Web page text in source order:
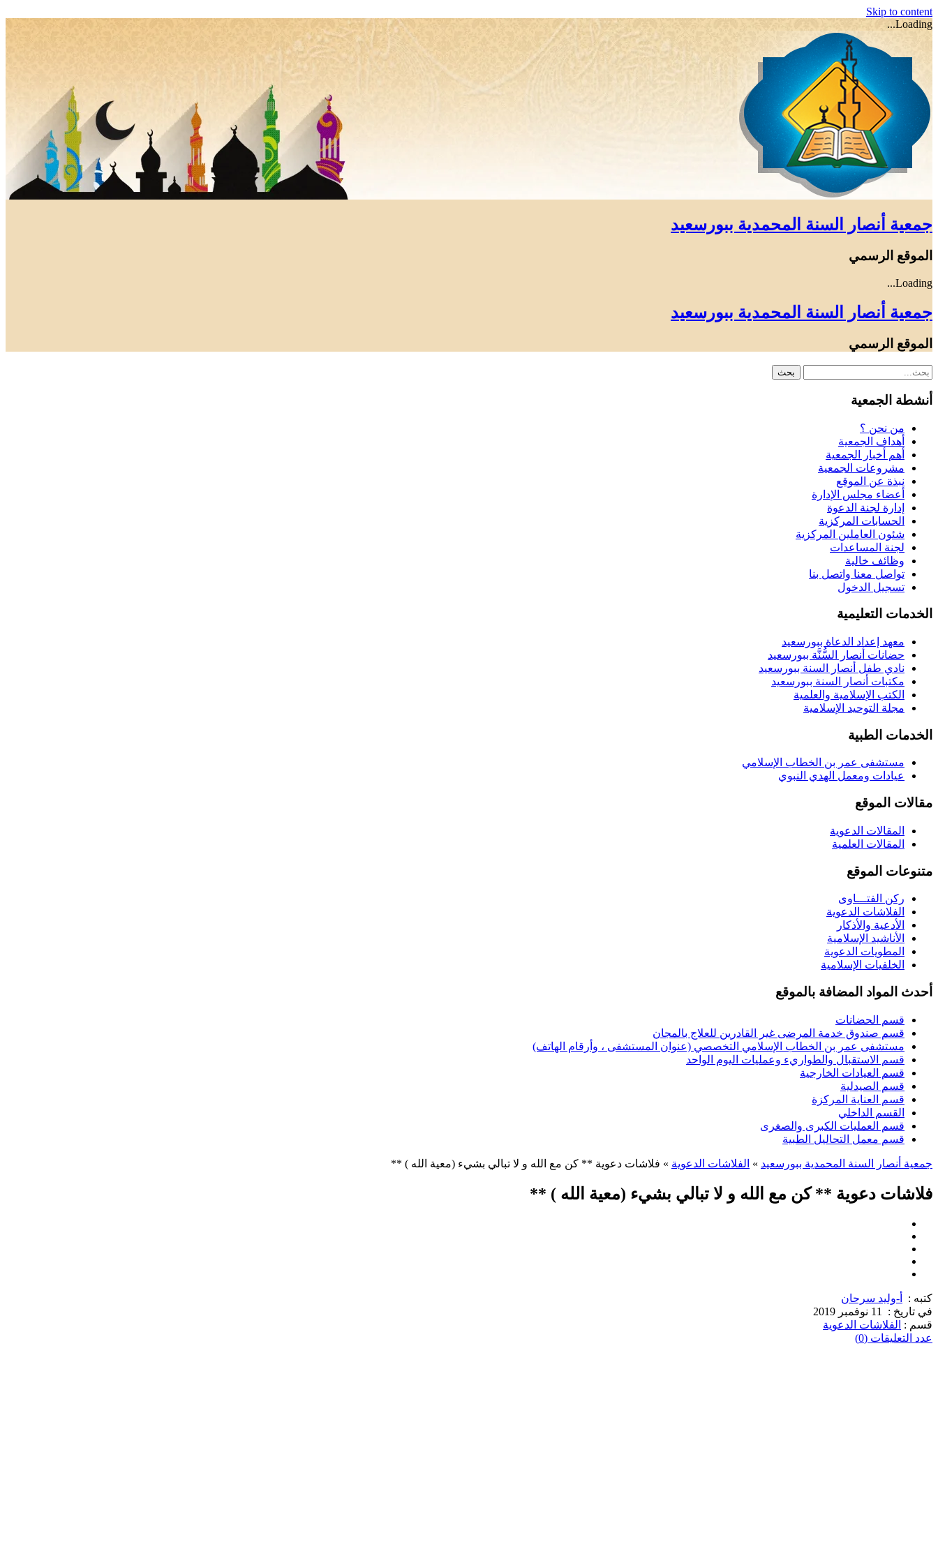
Skip to content
Loading...
جمعية أنصار السنة المحمدية ببورسعيد
الموقع الرسمي
Loading...
جمعية أنصار السنة المحمدية ببورسعيد
الموقع الرسمي
أنشطة الجمعية
من نحن ؟
أهداف الجمعية
أهم أخبار الجمعية
مشروعات الجمعية
نبذة عن الموقع
أعضاء مجلس الإدارة
إدارة لجنة الدعوة
الحسابات المركزية
شئون العاملين المركزية
لجنة المساعدات
وظائف خالية
تواصل معنا واتصل بنا
تسجيل الدخول
الخدمات التعليمية
معهد إعداد الدعاة ببورسعيد
حضانات أنصار السُّنَّة ببورسعيد
نادي طفل أنصار السنة ببورسعيد
مكتبات أنصار السنة ببورسعيد
الكتب الإسلامية والعلمية
مجلة التوحيد الإسلامية
الخدمات الطبية
مستشفى عمر بن الخطاب الإسلامي
عيادات ومعمل الهدي النبوي
مقالات الموقع
المقالات الدعوية
المقالات العلمية
متنوعات الموقع
ركن الفتـــاوى
الفلاشات الدعوية
الأدعية والأذكار
الأناشيد الإسلامية
المطويات الدعوية
الخلفيات الإسلامية
أحدث المواد المضافة بالموقع
قسم الحضانات
قسم صندوق خدمة المرضى غير القادرين للعلاج بالمجان
مستشفى عمر بن الخطاب الإسلامي التخصصي (عنوان المستشفى ، وأرقام الهاتف)
قسم الاستقبال والطواريء وعمليات اليوم الواحد
قسم العيادات الخارجية
قسم الصيدلية
قسم العناية المركزة
القسم الداخلي
قسم العمليات الكبرى والصغرى
قسم معمل التحاليل الطبية
جمعية أنصار السنة المحمدية ببورسعيد » الفلاشات الدعوية » فلاشات دعوية ** كن مع الله و لا تبالي بشيء (معية الله ) **
فلاشات دعوية ** كن مع الله و لا تبالي بشيء (معية الله ) **
كتبه :
أ-وليد سرحان
في تاريخ :
11 نوفمبر 2019
قسم : الفلاشات الدعوية
عدد التعليقات (0)